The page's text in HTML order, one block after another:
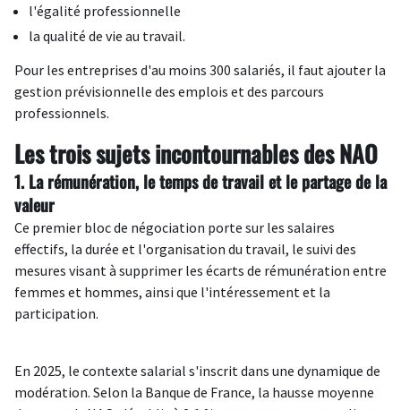
l'égalité professionnelle
la qualité de vie au travail.
Pour les entreprises d'au moins 300 salariés, il faut ajouter la
gestion prévisionnelle des emplois et des parcours
professionnels.
Les trois sujets incontournables des NAO
1. La rémunération, le temps de travail et le partage de la
valeur
Ce premier bloc de négociation porte sur les salaires
effectifs, la durée et l'organisation du travail, le suivi des
mesures visant à supprimer les écarts de rémunération entre
femmes et hommes, ainsi que l'intéressement et la
participation.
En 2025, le contexte salarial s'inscrit dans une dynamique de
modération. Selon la Banque de France, la hausse moyenne